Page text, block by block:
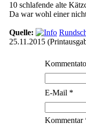
10 schlafende alte
Da war wohl einer
Quelle:
25.11.2015
E-Mail *
Kommentar